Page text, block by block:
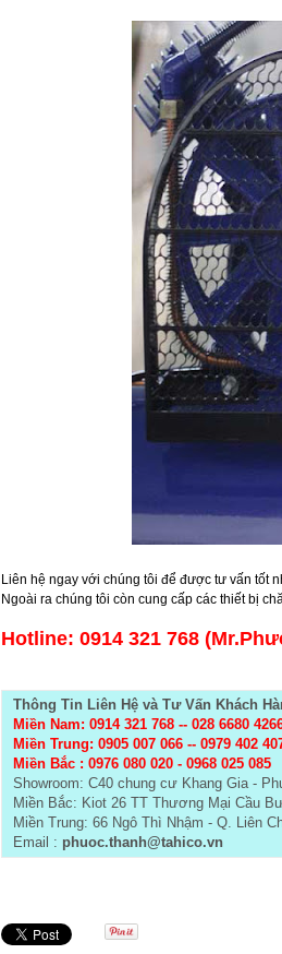
Liên hệ ngay với chúng tôi để được tư vấn tốt
Ngoài ra chúng tôi còn cung cấp các thiết bị
Hotline: 0914 321 768
Thông Tin Liên Hệ và Tư Vấn Khách
Miền Nam: 0914 321 768-- 028 6680
Miền Trung: 0905 007 066 -- 0979 402
Miền Bắc : 0976 080 020 - 0968 025 085
Showroom: C40 chung cư Khang Gia -
Miền Bắc: Kiot 26 TT Thương Mại Cầu
Miền Trung: 66 Ngô Thì Nhậm - Q. Liên
Email : phuoc.thanh@tahico.vn